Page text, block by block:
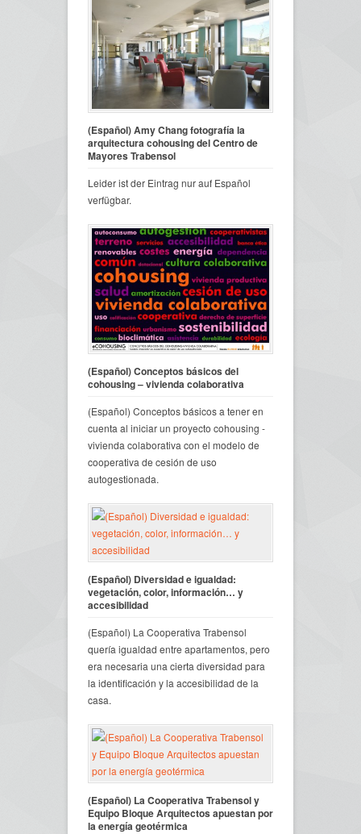
(Español) Amy Chang fotografía la
arquitectura cohousing del Centro de
Mayores Trabensol
Leider ist der Eintrag nur auf Español
verfügbar.
(Español) Conceptos básicos del
cohousing – vivienda colaborativa
(Español) Conceptos básicos a tener en
cuenta al iniciar un proyecto cohousing -
vivienda colaborativa con el modelo de
cooperativa de cesión de uso
autogestionada.
(Español) Diversidad e igualdad:
vegetación, color, información… y
accesibilidad
(Español) La Cooperativa Trabensol
quería igualdad entre apartamentos, pero
era necesaria una cierta diversidad para
la identificación y la accesibilidad de la
casa.
(Español) La Cooperativa Trabensol y
Equipo Bloque Arquitectos apuestan por
la energía geotérmica